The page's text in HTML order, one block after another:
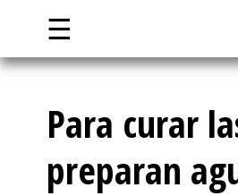
☰
Para curar
preparan